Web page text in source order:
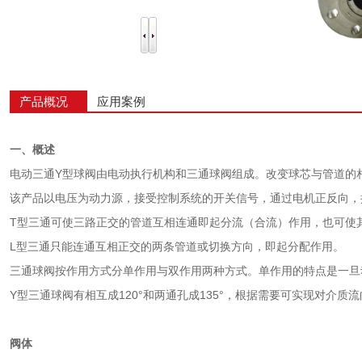
产品概况 应用案例
一、概述
电动三通Y型球阀由电动执行机构和三通球阀组成。改变球芯与管道
该产品以电压为动力源，接受控制系统的开关信号，通过电机正反向
T型三通可使三路正交的管道互相连通即起分流（合流）作用，也可
L型三通只能连通互相正交的两条管道或切换方向，即起分配作用。
三通球阀按作用方式分单作用与双作用两种方式。单作用的特点是一
Y型三通球阀有相互成120°和两通孔成135°，根据需要可实现对介质
阀体